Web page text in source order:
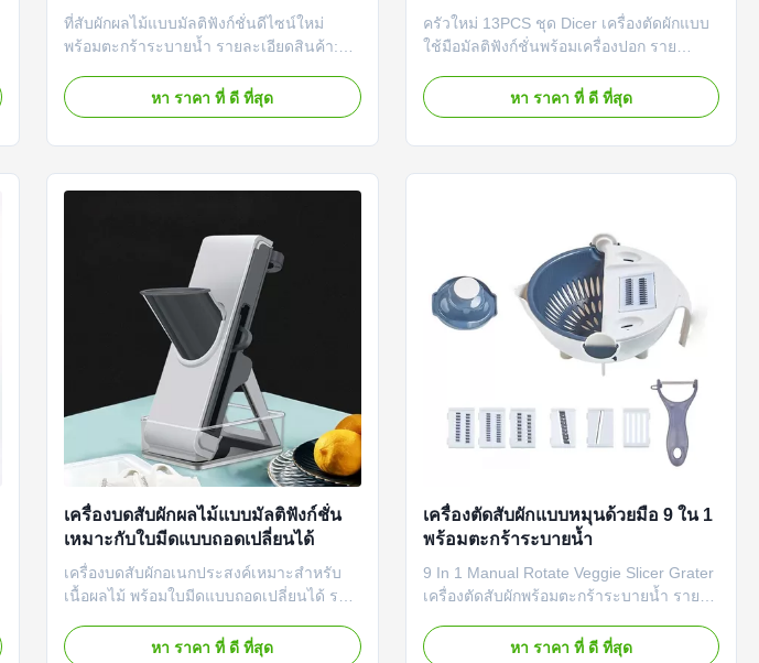
ที่สับผักผลไม้แบบมัลติฟังก์ชั่นดีไซน์ใหม่
พร้อมตะกร้าระบายน้ำ รายละเอียดสินค้า:
ฟังก์ชั่น พร้อมด้วยตะกร้าระบายน้ำ ภาชนะ
และใบมีดที่แตกต่างกันเพื่อตอบสนองความ
หา ราคา ที่ ดี ที่สุด
ครัวใหม่ 13PCS ชุด Dicer เครื่องตัดผักแบบ
ใช้มือมัลติฟังก์ชั่นพร้อมเครื่องปอก ราย
ตัดผักผลไม้คุณสามารถเปลี่ยนใบมีดได้ 8
แบบตามความต้องการของคุณ คุณสามารถ
หา ราคา ที่ ดี ที่สุด
เครื่องบดสับผักผลไม้แบบมัลติฟังก์ชั่น
เหมาะกับใบมีดแบบถอดเปลี่ยนได้
เครื่องบดสับผักอเนกประสงค์เหมาะสำหรับ
เนื้อผลไม้ พร้อมใบมีดแบบถอดเปลี่ยนได้ ราย
หั่นผัก เนื้อแช่แข็ง ผลไม้คุณสามารถเปลี่ยน
หา ราคา ที่ ดี ที่สุด
เครื่องตัดสับผักแบบหมุนด้วยมือ 9 ใน 1
พร้อมตะกร้าระบายน้ำ
9 In 1 Manual Rotate Veggie Slicer Grater
เครื่องตัดสับผักพร้อมตะกร้าระบายน้ำ ราย
ต่างกันได้ตามความต้องการของคุณ มัน
หา ราคา ที่ ดี ที่สุด